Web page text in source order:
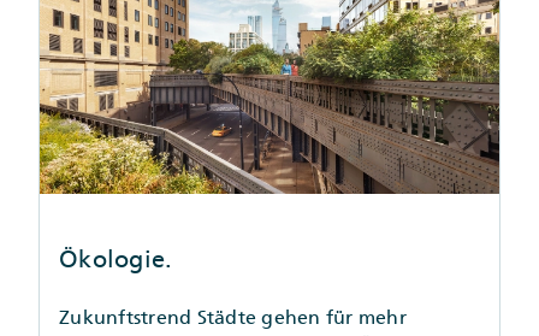
Ökologie.
Zukunftstrend Städte gehen für mehr